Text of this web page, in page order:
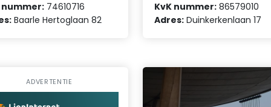
nummer: 74610716
Baarle Hertoglaan 82
KvK nummer: 86579010
Adres: Duinkerkenlaan 17
ADVERTENTIE